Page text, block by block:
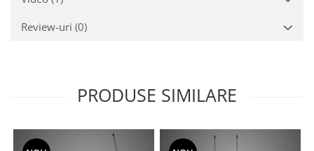
Stative pentru Microfoane
Review-uri (0)
PRODUSE SIMILARE